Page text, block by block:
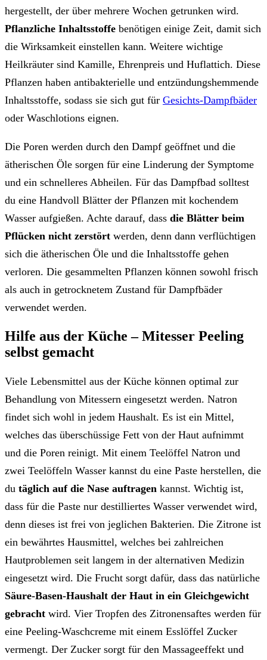
hergestellt, der über mehrere Wochen getrunken wird.
Pflanzliche Inhaltsstoffe benötigen einige Zeit, damit sich
die Wirksamkeit einstellen kann. Weitere wichtige
Heilkräuter sind Kamille, Ehrenpreis und Huflattich. Diese
Pflanzen haben antibakterielle und entzündungshemmende
Inhaltsstoffe, sodass sie sich gut für Gesichts-Dampfbäder
oder Waschlotions eignen.
Die Poren werden durch den Dampf geöffnet und die
ätherischen Öle sorgen für eine Linderung der Symptome
und ein schnelleres Abheilen. Für das Dampfbad solltest
du eine Handvoll Blätter der Pflanzen mit kochendem
Wasser aufgießen. Achte darauf, dass die Blätter beim
Pflücken nicht zerstört werden, denn dann verflüchtigen
sich die ätherischen Öle und die Inhaltsstoffe gehen
verloren. Die gesammelten Pflanzen können sowohl frisch
als auch in getrocknetem Zustand für Dampfbäder
verwendet werden.
Hilfe aus der Küche – Mitesser Peeling
selbst gemacht
Viele Lebensmittel aus der Küche können optimal zur
Behandlung von Mitessern eingesetzt werden. Natron
findet sich wohl in jedem Haushalt. Es ist ein Mittel,
welches das überschüssige Fett von der Haut aufnimmt
und die Poren reinigt. Mit einem Teelöffel Natron und
zwei Teelöffeln Wasser kannst du eine Paste herstellen, die
du täglich auf die Nase auftragen kannst. Wichtig ist,
dass für die Paste nur destilliertes Wasser verwendet wird,
denn dieses ist frei von jeglichen Bakterien. Die Zitrone ist
ein bewährtes Hausmittel, welches bei zahlreichen
Hautproblemen seit langem in der alternativen Medizin
eingesetzt wird. Die Frucht sorgt dafür, dass das natürliche
Säure-Basen-Haushalt der Haut in ein Gleichgewicht
gebracht wird. Vier Tropfen des Zitronensaftes werden für
eine Peeling-Waschcreme mit einem Esslöffel Zucker
vermengt. Der Zucker sorgt für den Massageeffekt und